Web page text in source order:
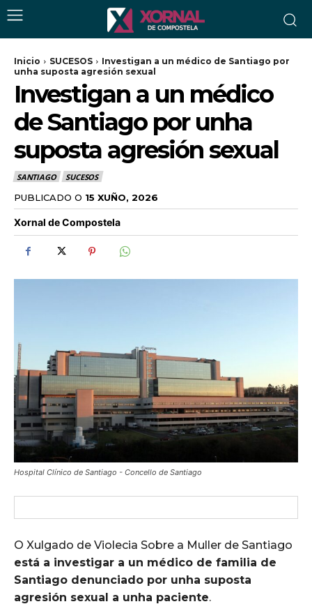
Inicio SUCESOS
Investigan a un médico de Santiago por
unha suposta agresión sexual
Investigan a un médico
de Santiago por unha
suposta agresión sexual
SANTIAGO SUCESOS
PUBLICADO O 15 XUÑO, 2026
Xornal de Compostela
Hospital Clínico de Santiago - Concello de Santiago
O Xulgado de Violecia Sobre a Muller de Santiago
está a investigar a un médico de familia de
Santiago denunciado por unha suposta
agresión sexual a unha paciente.